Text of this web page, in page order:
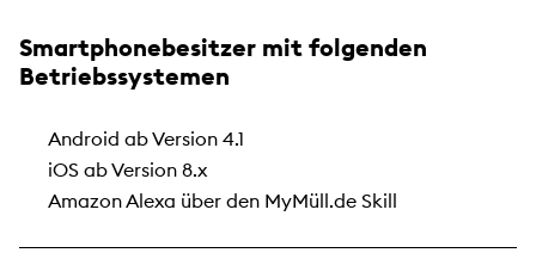
Smartphonebesitzer mit folgenden
Betriebssystemen
Android ab Version 4.1
iOS ab Version 8.x
Amazon Alexa über den MyMüll.de Skill